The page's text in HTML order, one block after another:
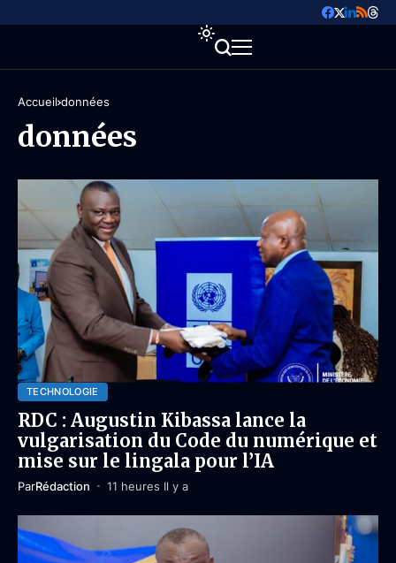
Accueil données
données
TECHNOLOGIE
RDC : Augustin Kibassa lance la
vulgarisation du Code du numérique et
mise sur le lingala pour l’IA
ParRédaction 11 heures Il y a